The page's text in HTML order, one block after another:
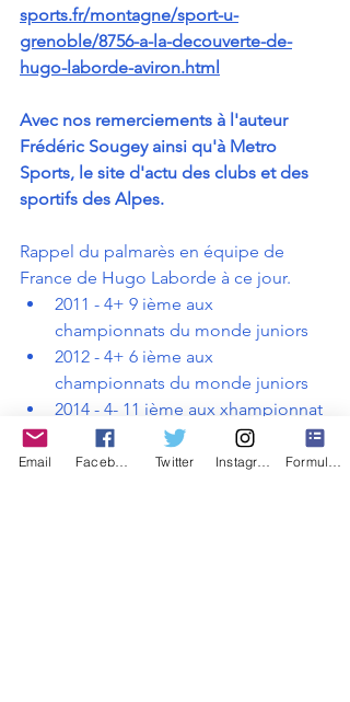
sports.fr/montagne/sport-u-
grenoble/8756-a-la-decouverte-de-
hugo-laborde-aviron.html
Avec nos remerciements à l'auteur
Frédéric Sougey ainsi qu'à Metro
Sports, le site d'actu des clubs et des
sportifs des Alpes.
Rappel du palmarès en équipe de
France de Hugo Laborde à ce jour.
2011 - 4+ 9 ième aux
championnats du monde juniors
2012 - 4+ 6 ième aux
championnats du monde juniors
2014 - 4- 11 ième aux xhampionnat
du monde "Moins de 23 ans"
Histoires vécues
Email Twitter